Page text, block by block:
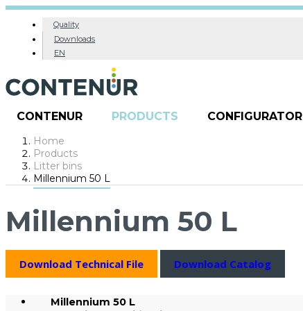
Quality
Downloads
EN
CONTENUR PRODUCTS CONFIGURATOR
Home
Products
Litter bins
Millennium 50 L
Millennium 50 L
Download Technical File Download Catalog
Millennium 50 L